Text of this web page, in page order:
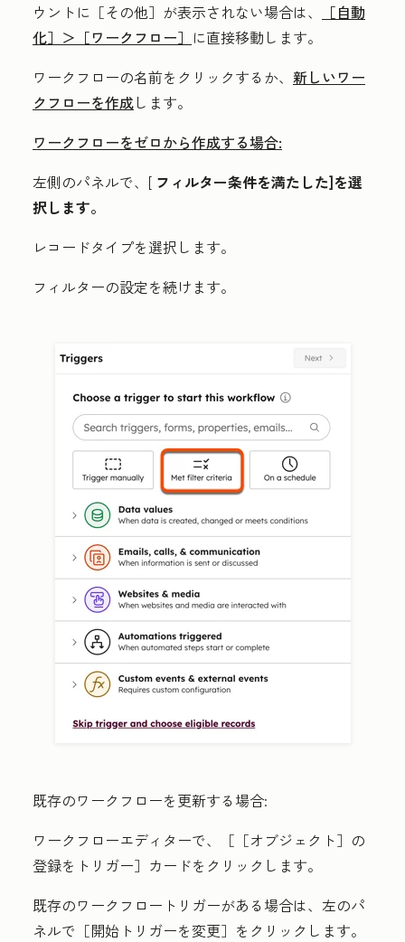
ウントに ［その他］が表示されない場合は、
［自動
化］＞ ［ワークフロー］ に直接移動します。
ワークフローの名前をクリックするか、 新しいワー
クフローを作成します。
ワークフローをゼロから作成する場合:
左側のパネルで、[ フィルター条件を満たした]を選
択します。
レコードタイプを選択します。
フィルターの設定を続けます。
既存のワークフローを更新する場合:
ワークフローエディターで、［［オブジェクト］の
登録をトリガー］ カードをクリックします。
既存のワークフロートリガーがある場合は、左のパ
ネルで［開始トリガーを変更］ をクリックします。